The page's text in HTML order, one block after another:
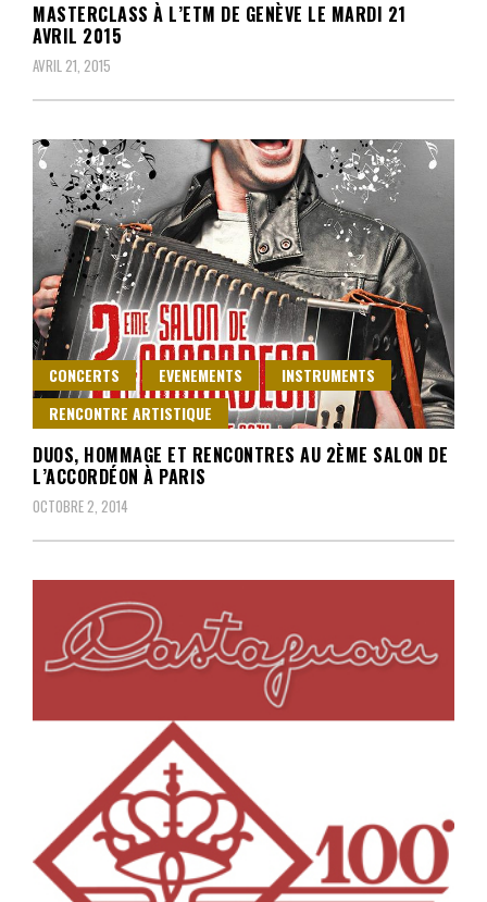
MASTERCLASS À L’ETM DE GENÈVE LE MARDI 21
AVRIL 2015
AVRIL 21, 2015
CONCERTS EVENEMENTS
INSTRUMENTS
RENCONTRE ARTISTIQUE
DUOS, HOMMAGE ET RENCONTRES AU 2ÈME SALON DE
L’ACCORDÉON À PARIS
OCTOBRE 2, 2014